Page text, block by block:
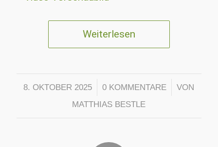
Weiterlesen
8. OKTOBER 2025
/ 0 KOMMENTARE
/
VON
MATTHIAS BESTLE